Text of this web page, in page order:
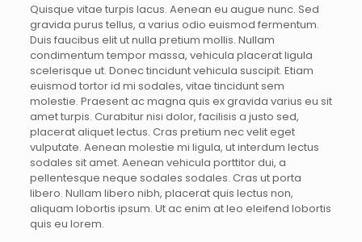
Quisque vitae turpis lacus. Aenean eu augue nunc. Sed
gravida purus tellus, a varius odio euismod fermentum.
Duis faucibus elit ut nulla pretium mollis. Nullam
condimentum tempor massa, vehicula placerat ligula
scelerisque ut. Donec tincidunt vehicula suscipit. Etiam
euismod tortor id mi sodales, vitae tincidunt sem
molestie. Praesent ac magna quis ex gravida varius eu sit
amet turpis. Curabitur nisi dolor, facilisis a justo sed,
placerat aliquet lectus. Cras pretium nec velit eget
vulputate. Aenean molestie mi ligula, ut interdum lectus
sodales sit amet. Aenean vehicula porttitor dui, a
pellentesque neque sodales sodales. Cras ut porta
libero. Nullam libero nibh, placerat quis lectus non,
aliquam lobortis ipsum. Ut ac enim at leo eleifend lobortis
quis eu lorem.